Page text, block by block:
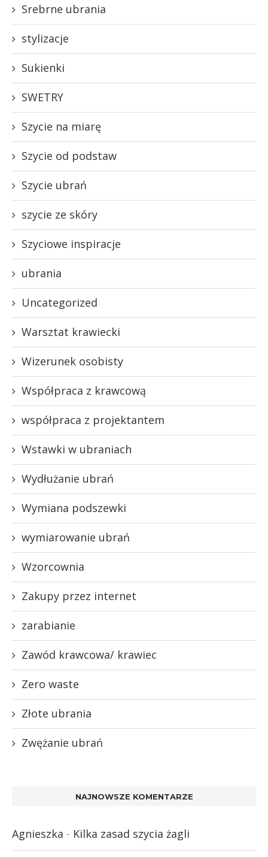
Srebrne ubrania
stylizacje
Sukienki
SWETRY
Szycie na miarę
Szycie od podstaw
Szycie ubrań
szycie ze skóry
Szyciowe inspiracje
ubrania
Uncategorized
Warsztat krawiecki
Wizerunek osobisty
Współpraca z krawcową
współpraca z projektantem
Wstawki w ubraniach
Wydłużanie ubrań
Wymiana podszewki
wymiarowanie ubrań
Wzorcownia
Zakupy przez internet
zarabianie
Zawód krawcowa/ krawiec
Zero waste
Złote ubrania
Zwężanie ubrań
NAJNOWSZE KOMENTARZE
Agnieszka - Kilka zasad szycia żagli